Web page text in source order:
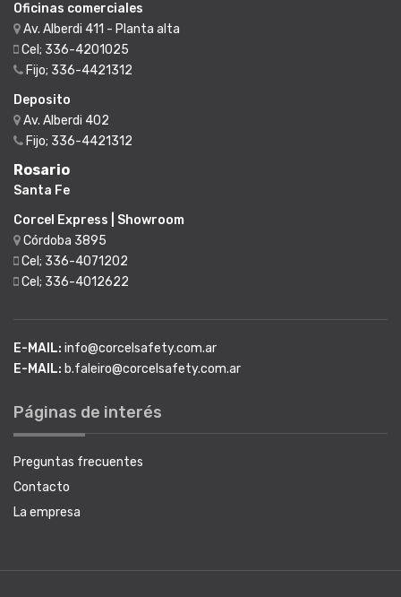
Oficinas comerciales
Av. Alberdi 411 - Planta alta
Cel; 336-4201025
Fijo; 336-4421312
Deposito
Av. Alberdi 402
Fijo; 336-4421312
Rosario
Santa Fe
Corcel Express | Showroom
Córdoba 3895
Cel; 336-4071202
Cel; 336-4012622
E-MAIL: info@corcelsafety.com.ar
E-MAIL: b.faleiro@corcelsafety.com.ar
Páginas de interés
Preguntas frecuentes
Contacto
La empresa